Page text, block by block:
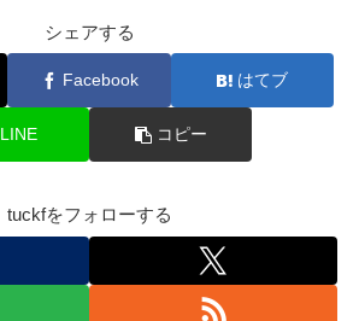
シェアする
Facebook はてブ
LINE コピー
tuckfをフォローする